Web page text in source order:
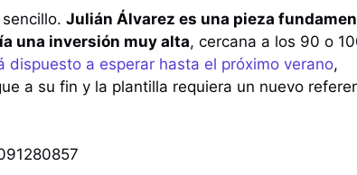
Julián Álvarez es una pieza
una inversión muy alta, cercana a los 90 o
dispuesto a esperar hasta el próximo verano,
a su fin y la plantilla requiera un nuevo